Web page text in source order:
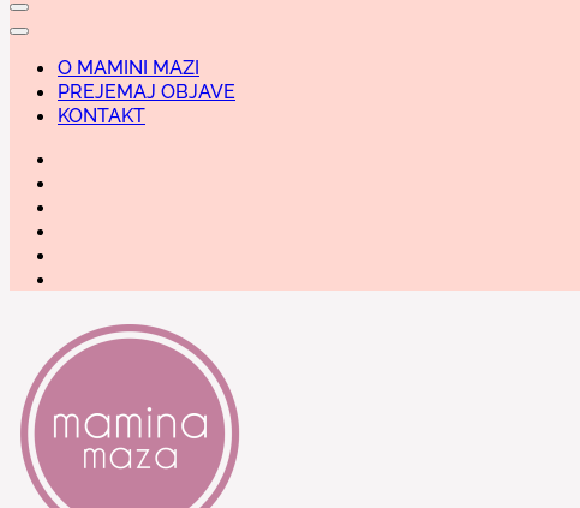
O MAMINI MAZI
PREJEMAJ OBJAVE
KONTAKT